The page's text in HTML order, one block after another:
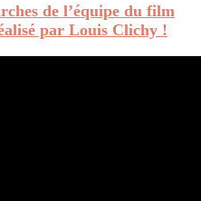
de l’équipe du film
par Louis Clichy !